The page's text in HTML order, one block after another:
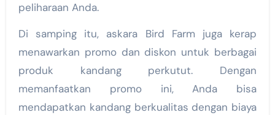
peliharaan Anda.
Di samping itu, askara Bird Farm juga kerap
menawarkan promo dan diskon untuk berbagai
produk kandang perkutut. Dengan
memanfaatkan promo ini, Anda bisa
mendapatkan kandang berkualitas dengan biaya